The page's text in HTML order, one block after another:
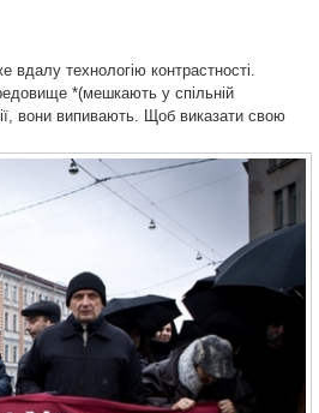
технологію контрастності.
*(мешкають у спільній
вони випивають. Щоб виказати свою